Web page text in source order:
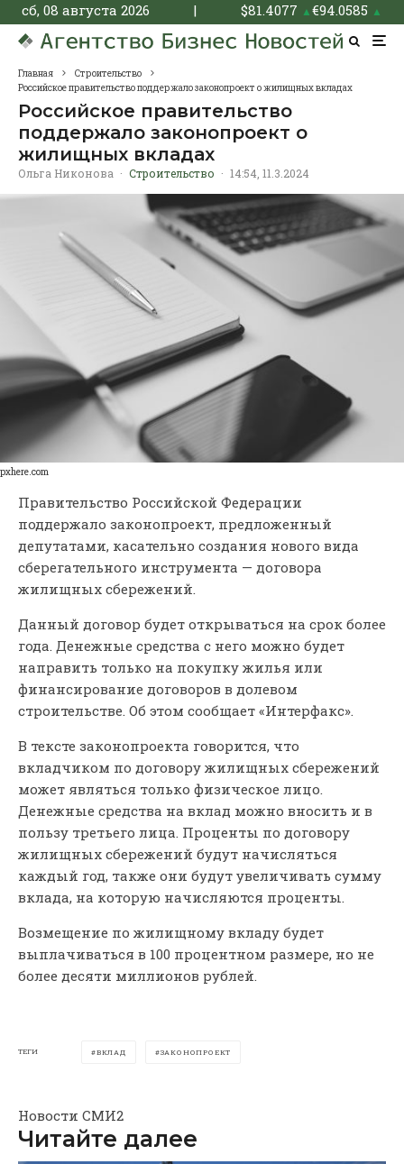
сб, 08 августа 2026 | $81.4077 ▲€94.0585 ▲
Главная
Строительство
Российское правительство поддержало законопроект о жилищных вкладах
Российское правительство
поддержало законопроект о
жилищных вкладах
Ольга Никонова · Строительство · 14:54, 11.3.2024
pxhere.com
Правительство Российской Федерации
поддержало законопроект, предложенный
депутатами, касательно создания нового вида
сберегательного инструмента — договора
жилищных сбережений.
Данный договор будет открываться на срок более
года. Денежные средства с него можно будет
направить только на покупку жилья или
финансирование договоров в долевом
строительстве. Об этом сообщает «Интерфакс».
В тексте законопроекта говорится, что
вкладчиком по договору жилищных сбережений
может являться только физическое лицо.
Денежные средства на вклад можно вносить и в
пользу третьего лица. Проценты по договору
жилищных сбережений будут начисляться
каждый год, также они будут увеличивать сумму
вклада, на которую начисляются проценты.
Возмещение по жилищному вкладу будет
выплачиваться в 100 процентном размере, но не
более десяти миллионов рублей.
ТЕГИ ВКЛАД ЗАКОНОПРОЕКТ
Новости СМИ2
Читайте далее